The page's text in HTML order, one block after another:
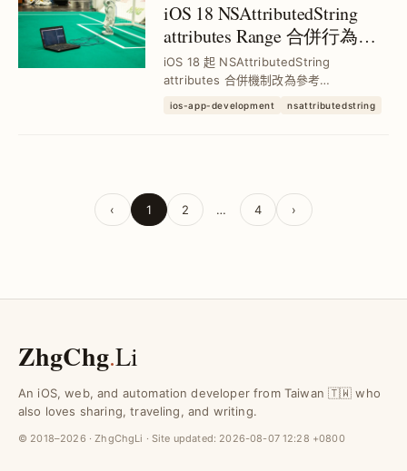
iOS 18 NSAttributedString
attributes Range 合併行為改
變｜Equatable 影響解析與閃
退問題排除
iOS 18 起 NSAttributedString
attributes 合併機制改為參考
為異動，造成 HTML 解析閃退。深入剖析
ios-app-development nsattributedstring
‹ 1 2 … 4 ›
ZhgChg.Li
An iOS, web, and automation developer from Taiwan 🇹🇼 who
also loves sharing, traveling, and writing.
© 2018–2026 · ZhgChgLi · Site updated: 2026-08-07 12:28 +0800